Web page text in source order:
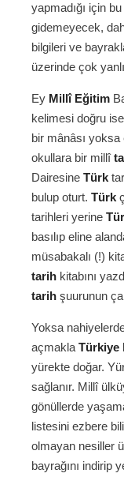
yapmadığı için bu
gidemeyecek,
bilgileri ve
üzerinde çok
Ey Millî Eğitim
kelimesi doğru
bir mânâsı yoksa
okullara bir millî
Dairesine Türk
bulup oturt. Türk
tarihleri yerine
basılıp eline
müsabakalı (!)
tarih kitabını
tarih şuurunun
Yoksa
açmakla Türkiye
yürekte doğar.
sağlanır. Millî
gönüllerde
listesini ezbere
olmayan nesiller
bayrağını indirip